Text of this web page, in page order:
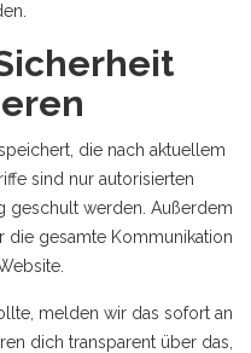
die nach aktuellem
sind nur autorisierten
geschult werden. Außerdem
die gesamte Kommunikation
melden wir das sofort an
dich transparent über das,